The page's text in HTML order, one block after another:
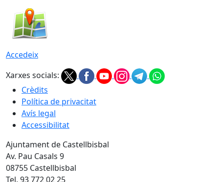
Accedeix
Xarxes socials:
Crèdits
Política de privacitat
Avís legal
Accessibilitat
Ajuntament de Castellbisbal
Av. Pau Casals 9
08755 Castellbisbal
Tel. 93 772 02 25